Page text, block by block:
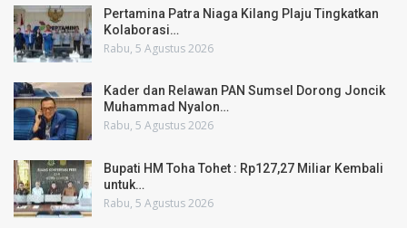
Pertamina Patra Niaga Kilang Plaju Tingkatkan
Kolaborasi…
Rabu, 5 Agustus 2026
Kader dan Relawan PAN Sumsel Dorong Joncik
Muhammad Nyalon…
Rabu, 5 Agustus 2026
Bupati HM Toha Tohet : Rp127,27 Miliar Kembali
untuk…
Rabu, 5 Agustus 2026